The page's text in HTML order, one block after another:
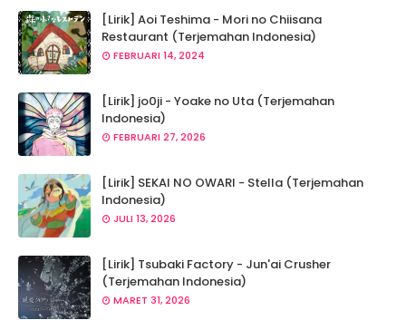
[Lirik] Aoi Teshima - Mori no Chiisana
Restaurant (Terjemahan Indonesia)
FEBRUARI 14, 2024
[Lirik] jo0ji - Yoake no Uta (Terjemahan
Indonesia)
FEBRUARI 27, 2026
[Lirik] SEKAI NO OWARI - Stella (Terjemahan
Indonesia)
JULI 13, 2026
[Lirik] Tsubaki Factory - Jun'ai Crusher
(Terjemahan Indonesia)
MARET 31, 2026